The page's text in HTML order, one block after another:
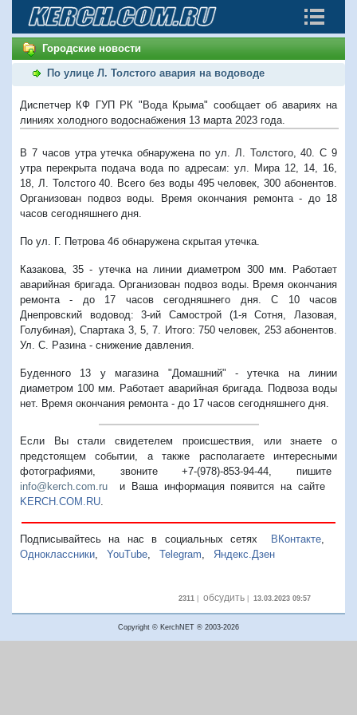
Городские новости
По улице Л. Толстого авария на водоводе
Диспетчер КФ ГУП РК "Вода Крыма" сообщает об авариях на
линиях холодного водоснабжения 13 марта 2023 года.
В 7 часов утра утечка обнаружена по ул. Л. Толстого, 40. С 9
утра перекрыта подача вода по адресам: ул. Мира 12, 14, 16,
18, Л. Толстого 40. Всего без воды 495 человек, 300 абонентов.
Организован подвоз воды. Время окончания ремонта - до 18
часов сегодняшнего дня.
По ул. Г. Петрова 4б обнаружена скрытая утечка.
Казакова, 35 - утечка на линии диаметром 300 мм. Работает
аварийная бригада. Организован подвоз воды. Время окончания
ремонта - до 17 часов сегодняшнего дня. С 10 часов
Днепровский водовод: 3-ий Самострой (1-я Сотня, Лазовая,
Голубиная), Спартака 3, 5, 7. Итого: 750 человек, 253 абонентов.
Ул. С. Разина - снижение давления.
Буденного 13 у магазина "Домашний" - утечка на линии
диаметром 100 мм. Работает аварийная бригада. Подвоза воды
нет. Время окончания ремонта - до 17 часов сегодняшнего дня.
Если Вы стали свидетелем происшествия, или знаете о
предстоящем событии, а также располагаете интересными
фотографиями, звоните +7-(978)-853-94-44, пишите
info@kerch.com.ru и Ваша информация появится на сайте
KERCH.COM.RU
Подписывайтесь на нас в социальных сетях ВКонтакте,
Одноклассники
YouTube Telegram Яндекс.Дзен
2311 обсудить| 13.03.2023 09:57
Copyright © KerchNET ® 2003-2026